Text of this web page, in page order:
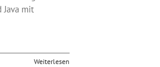
Java mit
Weiterlesen